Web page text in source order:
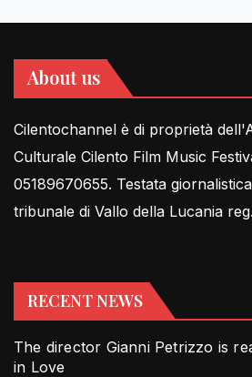
About us
Cilentochannel è di proprietà
Culturale Cilento Film Music
05189670655. Testata
tribunale di Vallo della Lucania
RECENT NEWS
The director Gianni Petrizzo is
in Love